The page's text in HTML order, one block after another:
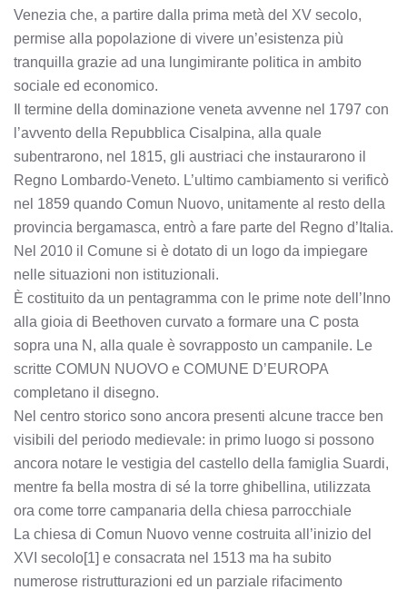
Venezia che, a partire dalla prima metà del XV secolo,
permise alla popolazione di vivere un’esistenza più
tranquilla grazie ad una lungimirante politica in ambito
sociale ed economico.
Il termine della dominazione veneta avvenne nel 1797 con
l’avvento della Repubblica Cisalpina, alla quale
subentrarono, nel 1815, gli austriaci che instaurarono il
Regno Lombardo-Veneto. L’ultimo cambiamento si verificò
nel 1859 quando Comun Nuovo, unitamente al resto della
provincia bergamasca, entrò a fare parte del Regno d’Italia.
Nel 2010 il Comune si è dotato di un logo da impiegare
nelle situazioni non istituzionali.
È costituito da un pentagramma con le prime note dell’Inno
alla gioia di Beethoven curvato a formare una C posta
sopra una N, alla quale è sovrapposto un campanile. Le
scritte COMUN NUOVO e COMUNE D’EUROPA
completano il disegno.
Nel centro storico sono ancora presenti alcune tracce ben
visibili del periodo medievale: in primo luogo si possono
ancora notare le vestigia del castello della famiglia Suardi,
mentre fa bella mostra di sé la torre ghibellina, utilizzata
ora come torre campanaria della chiesa parrocchiale
La chiesa di Comun Nuovo venne costruita all’inizio del
XVI secolo[1] e consacrata nel 1513 ma ha subito
numerose ristrutturazioni ed un parziale rifacimento